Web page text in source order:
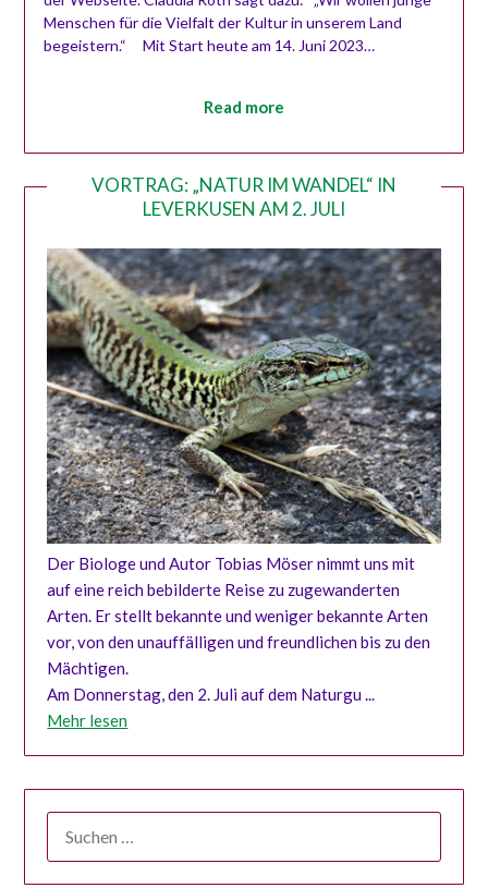
Menschen für die Vielfalt der Kultur in unserem Land
begeistern.“ Mit Start heute am 14. Juni 2023…
Read more
VORTRAG: „NATUR IM WANDEL“ IN
LEVERKUSEN AM 2. JULI
Der Biologe und Autor Tobias Möser nimmt uns mit
auf eine reich bebilderte Reise zu zugewanderten
Arten. Er stellt bekannte und weniger bekannte Arten
vor, von den unauffälligen und freundlichen bis zu den
Mächtigen.
Am Donnerstag, den 2. Juli auf dem Naturgu ...
Mehr lesen
NACH: